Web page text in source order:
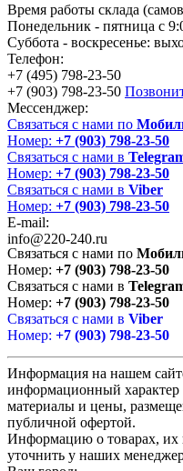
Время работы склада
Понедельник - пятница с
Суббота - воскресенье:
Телефон:
+7 (495) 798-23-50
+7 (903) 798-23-50
Мессенджер:
Связаться с нами по
Номер: +7 (903) 798-23-50
Связаться с нами в
Номер: +7 (903) 798-23-50
Связаться с нами в Viber
Номер: +7 (903) 798-23-50
E-mail:
info@220-240.ru
Связаться с нами по
Номер: +7 (903) 798-23-50
Связаться с нами в
Номер: +7 (903) 798-23-50
Связаться с нами в Viber
Номер: +7 (903) 798-23-50
Информация на нашем
информационный
материалы и цены,
публичной офертой.
Информацию о товарах,
уточнить у наших